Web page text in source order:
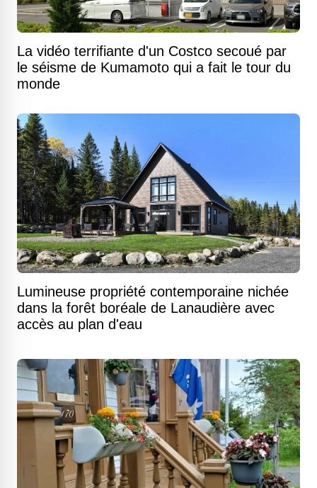
La vidéo terrifiante d'un Costco secoué par
le séisme de Kumamoto qui a fait le tour du
monde
Lumineuse propriété contemporaine nichée
dans la forêt boréale de Lanaudière avec
accès au plan d'eau